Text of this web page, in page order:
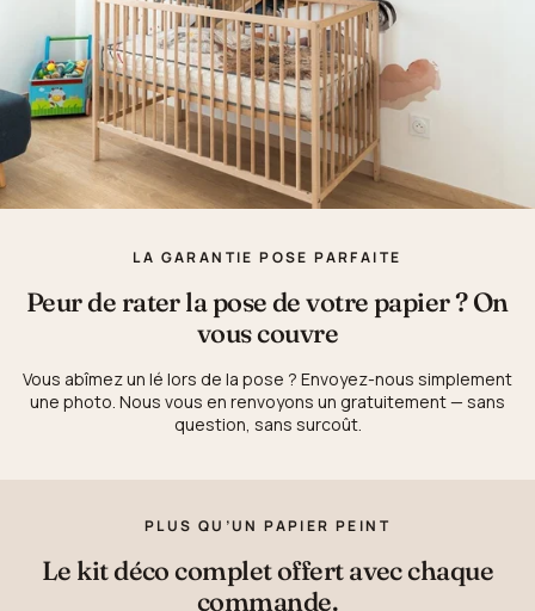
LA GARANTIE POSE PARFAITE
Peur de rater la pose de votre papier ? On
vous couvre
Vous abîmez un lé lors de la pose ? Envoyez-nous simplement
une photo. Nous vous en renvoyons un gratuitement — sans
question, sans surcoût.
PLUS QU’UN PAPIER PEINT
Le kit déco complet offert avec chaque
commande.